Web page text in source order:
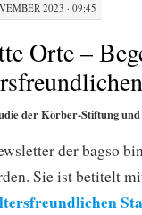
2023 · 09:45
Orte –
der Körber-Stiftung
der bagso
Sie ist betitelt